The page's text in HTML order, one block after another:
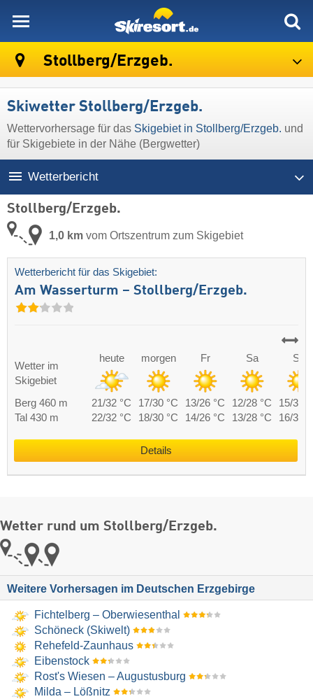
Stollberg/​Erzgeb.
Skiwetter Stollberg/​Erzgeb.
Wettervorhersage für das Skigebiet in Stollberg/​Erzgeb. und
für Skigebiete in der Nähe (Bergwetter)
Wetterbericht
Stollberg/​Erzgeb.
1,0 km vom Ortszentrum zum Skigebiet
Wetterbericht für das Skigebiet:
Am Wasserturm – Stollberg/​Erzgeb.
Wetter im
Skigebiet
heute morgen Fr Sa So
Berg 460 m 21/32 °C 17/30 °C 13/26 °C 12/28 °C
15/31
Tal 430 m
22/32 °C 18/30 °C 14/26 °C 13/28 °C 16/31
Details
Wetter rund um Stollberg/​Erzgeb.
Weitere Vorhersagen im Deutschen Erzgebirge
Fichtelberg – Oberwiesenthal
Schöneck (Skiwelt)
Rehefeld-Zaunhaus
Eibenstock
Rost's Wiesen – Augustusburg
Milda – Lößnitz